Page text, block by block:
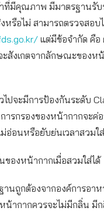
ที่มีคุณภาพ มีมาตรฐานรั
รือไม่ สามารถตรวจสอบ
แต่มีข้อจำกัด คื
ะสังเกตจากลักษณะของห
จะมีการป้องกันระดับ
ารกรองของหน้ากากจะ
อ่อนหรือยับย่นเวลาสวมใส่
ของหน้ากากเมื่อสวมใส่ได้
นถูกต้องจากองค์การอาห
น้ากากควรจะไม่มีกลิ่น